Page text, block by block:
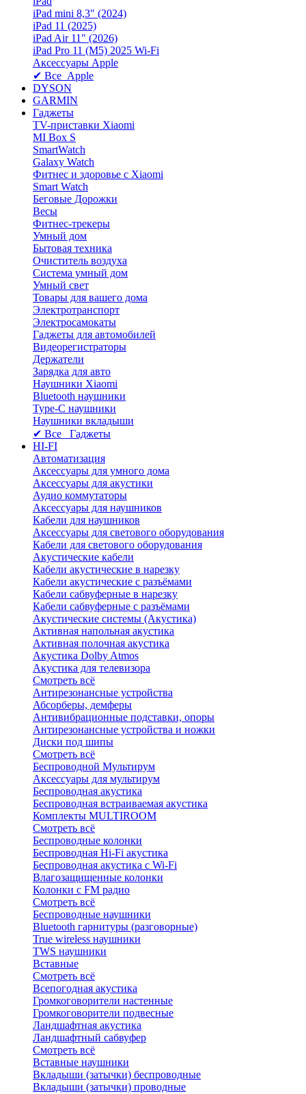
iPad mini 8,3″ (2024)
iPad 11 (2025)
iPad Air 11" (2026)
iPad Pro 11 (M5) 2025 Wi-Fi
Аксессуары Apple
✔ Все Apple
DYSON
GARMIN
Гаджеты
TV-приставки Xiaomi
MI Box S
SmartWatch
Galaxy Watch
Фитнес и здоровье с Xiaomi
Smart Watch
Беговые Дорожки
Весы
Фитнес-трекеры
Умный дом
Бытовая техника
Очиститель воздуха
Система умный дом
Умный свет
Товары для вашего дома
Электротранспорт
Электросамокаты
Гаджеты для автомобилей
Видеорегистраторы
Держатели
Зарядка для авто
Наушники Xiaomi
Bluetooth наушники
Type-C наушники
Наушники вкладыши
✔ Все Гаджеты
HI-FI
Автоматизация
Аксессуары для умного дома
Аксессуары для акустики
Аудио коммутаторы
Аксессуары для наушников
Кабели для наушников
Аксессуары для светового оборудования
Кабели для светового оборудования
Акустические кабели
Кабели акустические в нарезку
Кабели акустические с разъёмами
Кабели сабвуферные в нарезку
Кабели сабвуферные с разъёмами
Акустические системы (Акустика)
Активная напольная акустика
Активная полочная акустика
Акустика Dolby Atmos
Акустика для телевизора
Смотреть всё
Антирезонансные устройства
Абсорберы, демферы
Антивибрационные подставки, опоры
Антирезонансные устройства и ножки
Диски под шипы
Смотреть всё
Беспроводной Мультирум
Аксессуары для мультирум
Беспроводная акустика
Беспроводная встраиваемая акустика
Комплекты MULTIROOM
Смотреть всё
Беспроводные колонки
Беспроводная Hi-Fi акустика
Беспроводная акустика с Wi-Fi
Влагозащищенные колонки
Колонки с FM радио
Смотреть всё
Беспроводные наушники
Bluetоoth гарнитуры (разговорные)
True wireless наушники
TWS наушники
Вставные
Смотреть всё
Всепогодная акустика
Громкоговорители настенные
Громкоговорители подвесные
Ландшафтная акустика
Ландшафтный сабвуфер
Смотреть всё
Вставные наушники
Вкладыши (затычки) беспроводные
Вкладыши (затычки) проводные